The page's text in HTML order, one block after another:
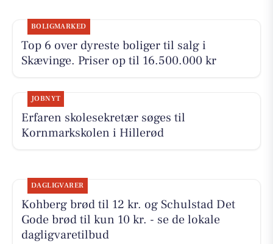
BOLIGMARKED
Top 6 over dyreste boliger til salg i
Skævinge. Priser op til 16.500.000 kr
JOBNYT
Erfaren skolesekretær søges til
Kornmarkskolen i Hillerød
DAGLIGVARER
Kohberg brød til 12 kr. og Schulstad Det
Gode brød til kun 10 kr. - se de lokale
dagligvaretilbud